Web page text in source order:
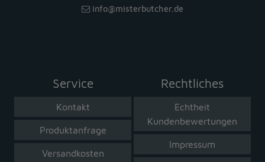
info@misterbutcher.de
Service
Kontakt
Produktanfrage
Versandkosten
Rechtliches
Echtheit
Kundenbewertungen
Impressum